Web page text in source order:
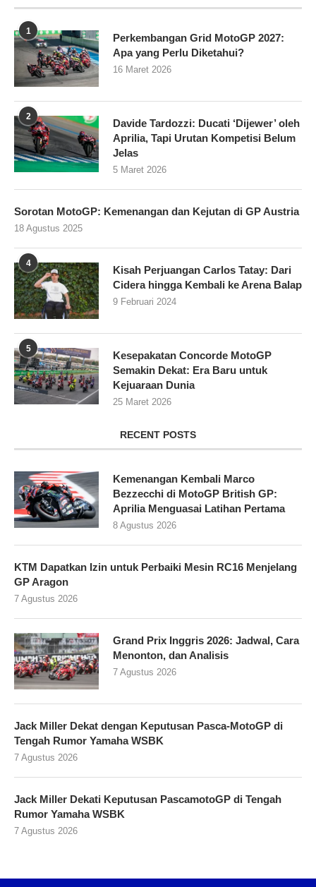
1
Perkembangan Grid MotoGP 2027:
Apa yang Perlu Diketahui?
16 Maret 2026
2
Davide Tardozzi: Ducati ‘Dijewer’ oleh
Aprilia, Tapi Urutan Kompetisi Belum
Jelas
5 Maret 2026
Sorotan MotoGP: Kemenangan dan Kejutan di GP Austria
18 Agustus 2025
4
Kisah Perjuangan Carlos Tatay: Dari
Cidera hingga Kembali ke Arena Balap
9 Februari 2024
5
Kesepakatan Concorde MotoGP
Semakin Dekat: Era Baru untuk
Kejuaraan Dunia
25 Maret 2026
RECENT POSTS
Kemenangan Kembali Marco
Bezzecchi di MotoGP British GP:
Aprilia Menguasai Latihan Pertama
8 Agustus 2026
KTM Dapatkan Izin untuk Perbaiki Mesin RC16 Menjelang
GP Aragon
7 Agustus 2026
Grand Prix Inggris 2026: Jadwal, Cara
Menonton, dan Analisis
7 Agustus 2026
Jack Miller Dekat dengan Keputusan Pasca-MotoGP di
Tengah Rumor Yamaha WSBK
7 Agustus 2026
Jack Miller Dekati Keputusan PascamotoGP di Tengah
Rumor Yamaha WSBK
7 Agustus 2026